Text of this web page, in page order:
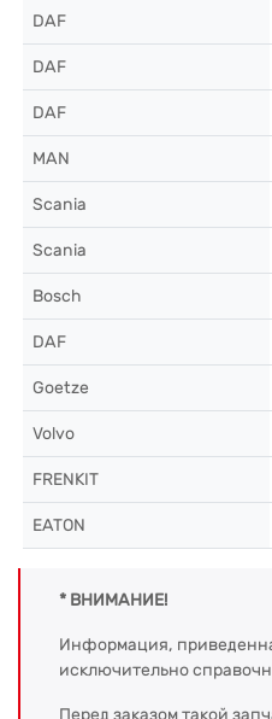
DAF
DAF
DAF
MAN
Scania
Scania
Bosch
DAF
Goetze
Volvo
FRENKIT
EATON
* ВНИМАНИЕ!
Информация,
исключительно
Перед заказом такой